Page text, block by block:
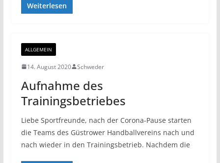
Weiterlesen
ALLGEMEIN
14. August 2020 Schweder
Aufnahme des
Trainingsbetriebes
Liebe Sportfreunde, nach der Corona-Pause starten
die Teams des Güstrower Handballvereins nach und
nach wieder in den Trainingsbetrieb. Nachdem die